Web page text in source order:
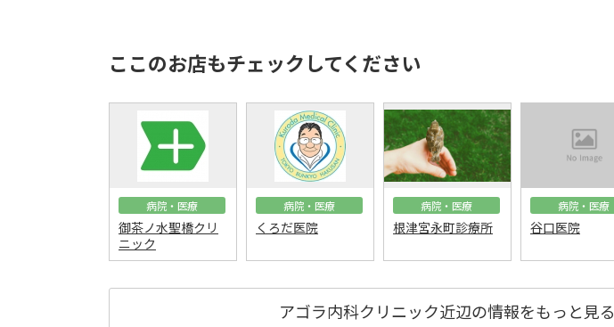
ここのお店もチェックしてください
病院・医療
御茶ノ水聖橋クリ
ニック
病院・医療
くろだ医院
病院・医療
根津宮永町診療所
病院・医療
谷口医院
アゴラ内科クリニック近辺の情報をもっと見る